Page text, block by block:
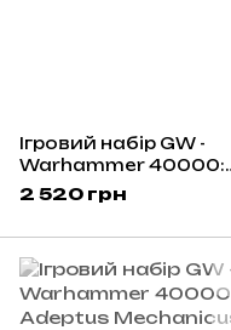
Ігровий набір GW -
Warhammer 40000:
Adeptus Mechanicus -
Ironstrider
2 520 грн